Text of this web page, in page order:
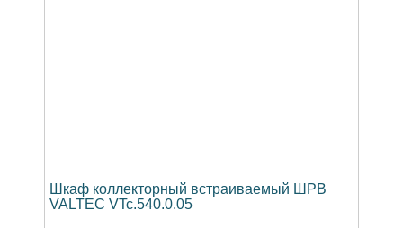
Шкаф коллекторный встраиваемый ШРВ
VALTEC VTc.540.0.05